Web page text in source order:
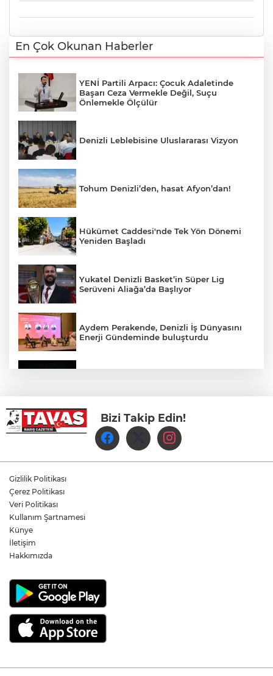
En Çok Okunan Haberler
YENİ Partili Arpacı: Çocuk Adaletinde
Başarı Ceza Vermekle Değil, Suçu
Önlemekle Ölçülür
Denizli Leblebisine Uluslararası Vizyon
Tohum Denizli’den, hasat Afyon’dan!
Hükümet Caddesi'nde Tek Yön Dönemi
Yeniden Başladı
Yukatel Denizli Basket’in Süper Lig
Serüveni Aliağa’da Başlıyor
Aydem Perakende, Denizli İş Dünyasını
Enerji Gündeminde buluşturdu
Denizli Büyükşehir Belediyespor Kadın
Voleybol Takımı yeni sezon hazırlıklarına
başladı
Yukatel Denizli Basket, Egemen Güven
Öğretmen Eyüp Özkan, Hayat Öykülerini
Bizi Takip Edin!
Gizlilik Politikası
Çerez Politikası
Veri Politikası
Kullanım Şartnamesi
Künye
İletişim
Hakkımızda